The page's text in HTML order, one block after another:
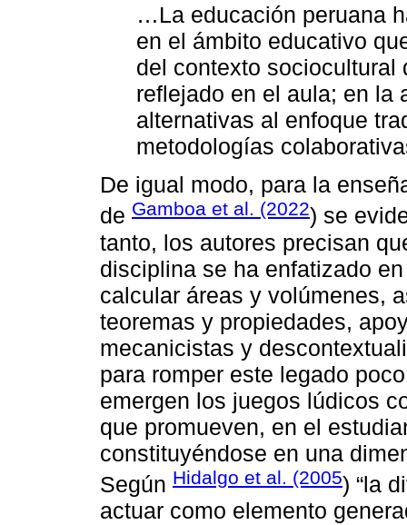
…La educación peruana
en el ámbito educativo
del contexto sociocultural
reflejado en el aula; en la
alternativas al enfoque
metodologías
De igual modo, para la
de Gamboa et al. (2022) se
tanto, los autores precisan
disciplina se ha enfatizado
calcular áreas y volúmenes,
teoremas y propiedades,
mecanicistas y
para romper este legado
emergen los juegos lúdicos
que promueven, en el
constituyéndose en una
Según Hidalgo et al. (2005) “la
actuar como elemento